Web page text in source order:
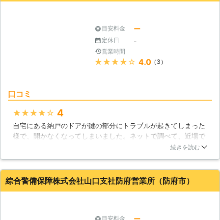
目安料金 ー
定休日 -
営業時間
★★★★★ 4.0（3）
口コミ
★★★★★ 4
自宅にある納戸のドアが鍵の部分にトラブルが起きてしまった
様で、開かなくなってしまいました。ネットで調べて、近場で
安そうだったのがこちらだったので、こちらに依頼をさせてい
の良さに驚かされました。
山口県 周南市 2016年11月14日
続きを読む
綜合警備保障株式会社山口支社防府営業所（防府市）
目安料金